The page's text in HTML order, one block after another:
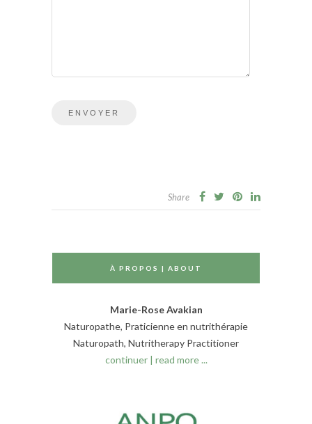
Share
À PROPOS | ABOUT
Marie-Rose Avakian
Naturopathe, Praticienne en nutrithérapie
Naturopath, Nutritherapy Practitioner
continuer | read more ...